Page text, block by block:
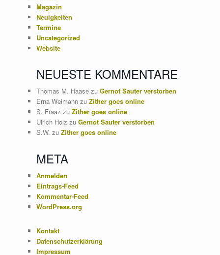
Magazin
Neuigkeiten
Termine
Uncategorized
Website
NEUESTE KOMMENTARE
Thomas M. Haase zu Gernot Sauter verstorben
Erna Weimann zu Zither goes online
S. Fraaz zu Zither goes online
Ulrich Holz zu Gernot Sauter verstorben
S.W. zu Zither goes online
META
Anmelden
Eintrags-Feed
Kommentar-Feed
WordPress.org
Kontakt
Datenschutzerklärung
Impressum